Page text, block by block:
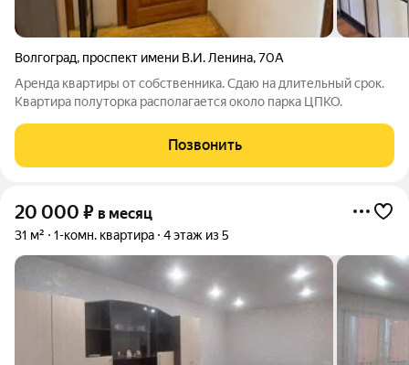
Волгоград, проспект имени В.И. Ленина,70А
Аренда квартиры от собственника. Сдаю на длительный срок.
Квартира полуторка располагается около парка ЦПКО.
Позвонить
20 000 ₽ в месяц
31 м² 1-комн. квартира 4 этаж из 5